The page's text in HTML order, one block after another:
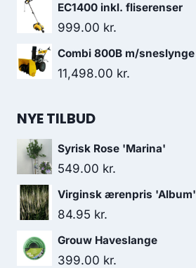
EC1400 inkl. fliserenser
999.00 kr.
Combi 800B m/sneslynge
11,498.00 kr.
NYE TILBUD
Syrisk Rose 'Marina'
549.00 kr.
Virginsk ærenpris 'Album'
84.95 kr.
Grouw Haveslange
399.00 kr.